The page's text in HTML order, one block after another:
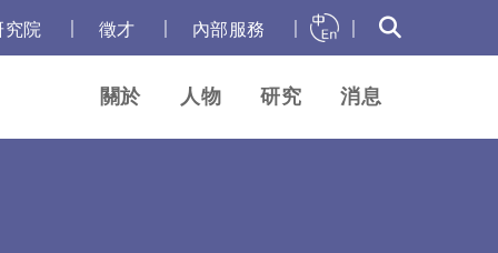
究院 徵才 內部服務
關於 人物 研究 消息